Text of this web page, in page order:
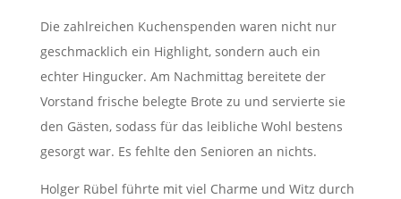
Die zahlreichen Kuchenspenden waren nicht nur
geschmacklich ein Highlight, sondern auch ein
echter Hingucker. Am Nachmittag bereitete der
Vorstand frische belegte Brote zu und servierte sie
den Gästen, sodass für das leibliche Wohl bestens
gesorgt war. Es fehlte den Senioren an nichts.
Holger Rübel führte mit viel Charme und Witz durch